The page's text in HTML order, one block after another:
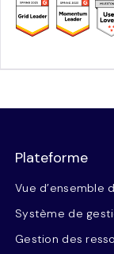
Plateforme
Vue d’ensemble
Système de
Gestion des